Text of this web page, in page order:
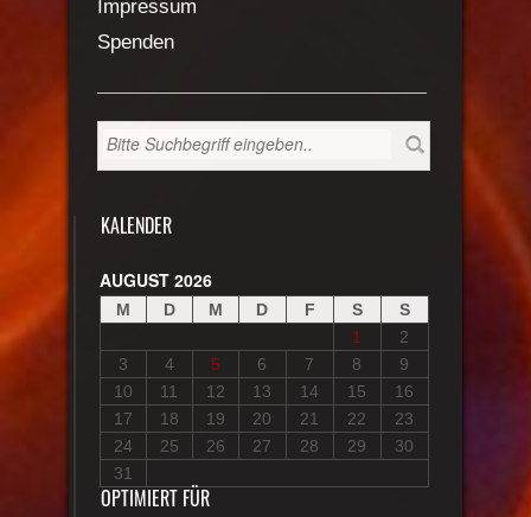
Impressum
Spenden
KALENDER
AUGUST 2026
M D M D F S
S
1
2
3
4 5 6 7 8
9
10
11 12 13 14 15
16
17
18 19 20 21 22
23
24
25 26 27 28 29
30
31
OPTIMIERT FÜR